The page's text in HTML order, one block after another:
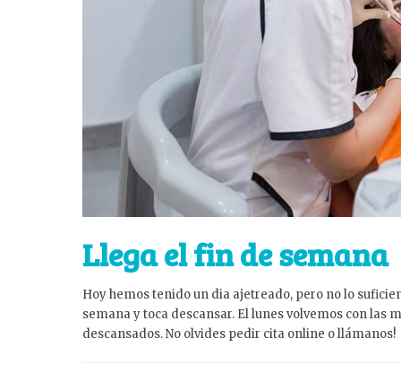
Llega el fin de semana
Hoy hemos tenido un dia ajetreado, pero no lo
semana y toca descansar. El lunes volvemos con las
descansados. No olvides pedir cita online o llámanos!